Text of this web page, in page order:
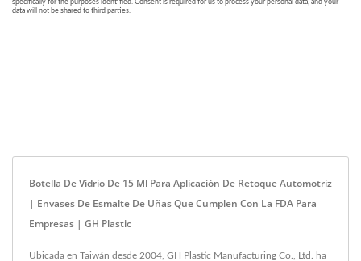
Botella De Vidrio De 15 Ml Para Aplicación De Retoque Automotriz
| Envases De Esmalte De Uñas Que Cumplen Con La FDA Para
Empresas | GH Plastic
Ubicada en Taiwán desde 2004, GH Plastic Manufacturing Co., Ltd. ha